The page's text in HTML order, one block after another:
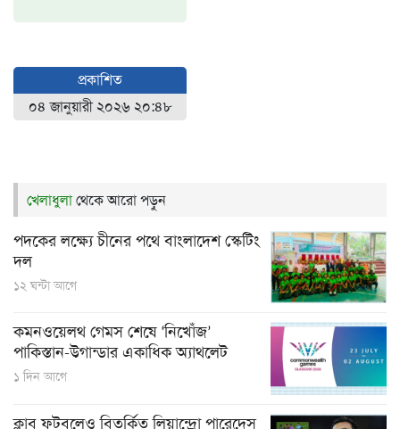
প্রকাশিত
০৪ জানুয়ারী ২০২৬ ২০:৪৮
খেলাধুলাথেকে আরো পড়ুন
পদকের লক্ষ্যে চীনের পথে বাংলাদেশ স্কেটিং
দল
১২ ঘন্টা আগে
কমনওয়েলথ গেমস শেষে ‘নিখোঁজ’
পাকিস্তান-উগান্ডার একাধিক অ্যাথলেট
১ দিন আগে
ক্লাব ফুটবলেও বিতর্কিত লিয়ান্দ্রো পারেদেস